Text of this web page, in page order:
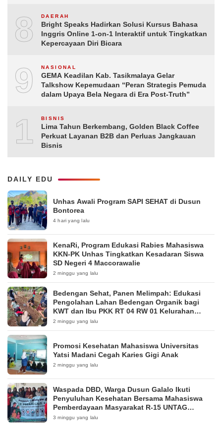
8 DAERAH
Bright Speaks Hadirkan Solusi Kursus Bahasa
Inggris Online 1-on-1 Interaktif untuk Tingkatkan
Kepercayaan Diri Bicara
9 NASIONAL
GEMA Keadilan Kab. Tasikmalaya Gelar
Talkshow Kepemudaan “Peran Strategis Pemuda
dalam Upaya Bela Negara di Era Post-Truth”
10BISNIS
Lima Tahun Berkembang, Golden Black Coffee
Perkuat Layanan B2B dan Perluas Jangkauan
Bisnis
DAILY EDU
Unhas Awali Program SAPI SEHAT di Dusun
Bontorea
4 hari yang lalu
KenaRi, Program Edukasi Rabies Mahasiswa
KKN-PK Unhas Tingkatkan Kesadaran Siswa
SD Negeri 4 Maccorawalie
2 minggu yang lalu
Bedengan Sehat, Panen Melimpah: Edukasi
Pengolahan Lahan Bedengan Organik bagi
KWT dan Ibu PKK RT 04 RW 01 Kelurahan
Pakintelan
2 minggu yang lalu
Promosi Kesehatan Mahasiswa Universitas
Yatsi Madani Cegah Karies Gigi Anak
2 minggu yang lalu
Waspada DBD, Warga Dusun Galalo Ikuti
Penyuluhan Kesehatan Bersama Mahasiswa
Pemberdayaan Masyarakat R-15 UNTAG
Surabaya 2026
3 minggu yang lalu